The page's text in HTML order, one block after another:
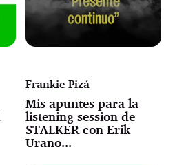
Frankie Pizá
Mis apuntes para la
listening session de
STALKER con Erik
Urano...